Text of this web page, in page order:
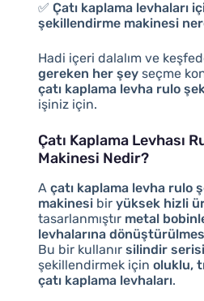
✅ Çatı kaplama levhaları
şekillendirme makinesi
Hadi içeri dalalım ve
gereken her şeyseçme
çatı kaplama levha rulo
işiniz için.
Çatı Kaplama Levhası
Makinesi Nedir?
A çatı kaplama levha rulo
makinesibir yüksek hizli
tasarlanmıştır metal
levhalarına
Bu bir kullanır silindir serisi
şekillendirmek için oluklu,
çatı kaplama levhaları.